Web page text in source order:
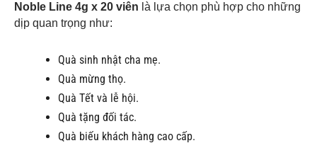
Noble Line 4g x 20 viên là lựa chọn phù hợp cho những
dịp quan trọng như:
Quà sinh nhật cha mẹ.
Quà mừng thọ.
Quà Tết và lễ hội.
Quà tặng đối tác.
Quà biếu khách hàng cao cấp.